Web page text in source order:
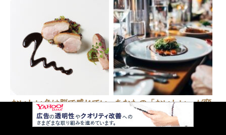
おいしい色は脳で感じてい
あなたの「おいしい」が変
わる? つながり×ナレッジ×
デザインが示す、新しい働